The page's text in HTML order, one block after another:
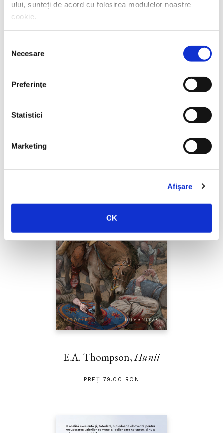
ului, sunteți de acord cu folosirea modulelor noastre
cookie.
consimțământului
Necesare
Preferinţe
Statistici
Marketing
Afişare
OK
E.A. Thompson,Hunii
PREȚ 79.00 RON